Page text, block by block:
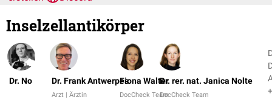
Inselzellantikörper
Dr. No Dr. Frank Antwerpes
Arzt | Ärztin
Fiona Walter
DocCheck Team
Dr. rer. nat. Janica Nolte
DocCheck Team